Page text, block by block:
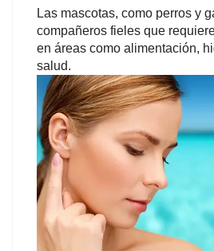
Las mascotas, como perros y
compañeros fieles que
en áreas como alimentación,
salud.